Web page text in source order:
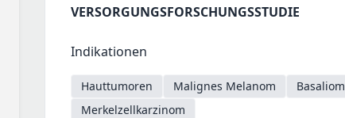
VERSORGUNGSFORSCHUNGSSTUDIE
Indikationen
Hauttumoren Malignes Melanom Basaliom
Merkelzellkarzinom